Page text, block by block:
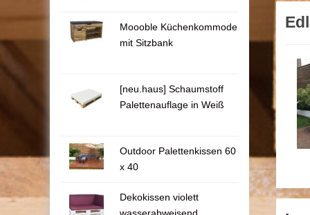
Moooble Küchenkommode
mit Sitzbank
[neu.haus] Schaumstoff
Palettenauflage in Weiß
Outdoor Palettenkissen 60
x 40
Dekokissen violett
wasserabweisend